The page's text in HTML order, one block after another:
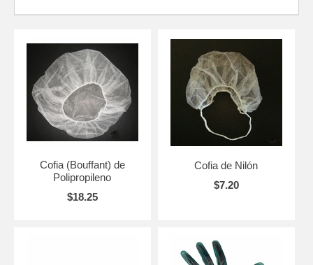
Cofia (Bouffant) de
Polipropileno
$18.25
Cofia de Nilón
$7.20